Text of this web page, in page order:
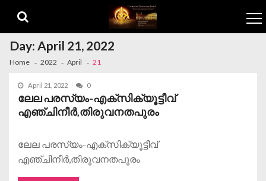
Day:April 21, 2022
Home 2022 April 21
April 21, 2022 0
ലേല പരസ്യം-എക്‌സിക്യൂട്ടീവ്
എഞ്ചിനീർ,തിരുവനതപുരം
ലേല പരസ്യം-എക്‌സിക്യൂട്ടീവ്
എഞ്ചിനീർ,തിരുവനതപുരം